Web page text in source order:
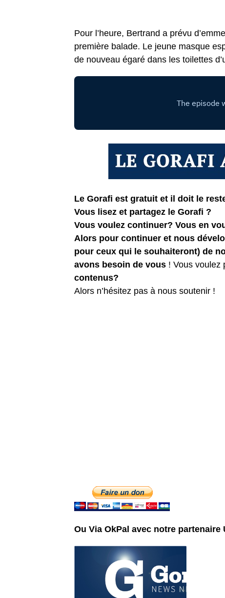
Pour l’heure, Bertrand a prévu
première balade. Le jeune masque
de nouveau égaré dans les toilettes
Le Gorafi est gratuit et il doit le
Vous lisez et partagez le Gorafi ?
Vous voulez continuer? Vous en
Alors pour continuer et nous
pour ceux qui le souhaiteront) de
avons besoin de vous ! Vous voulez
contenus?
Alors n’hésitez pas à nous soutenir !
Ou Via OkPal avec notre partenaire